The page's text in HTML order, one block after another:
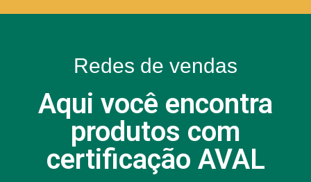
Redes de vendas
Aqui você encontra
produtos com
certificação AVAL